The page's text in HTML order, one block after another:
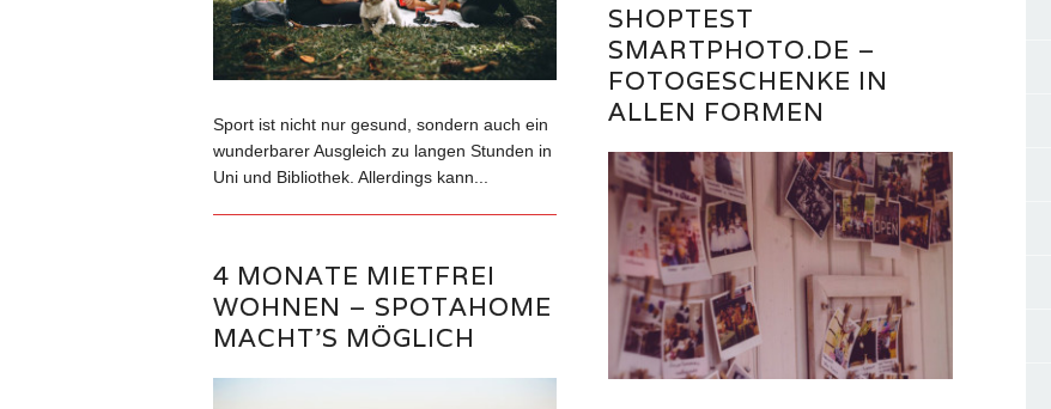
Sport ist nicht nur gesund, sondern auch ein
wunderbarer Ausgleich zu langen Stunden in
Uni und Bibliothek. Allerdings kann...
SHOPTEST
SMARTPHOTO.DE –
FOTOGESCHENKE IN
ALLEN FORMEN
4 MONATE MIETFREI
WOHNEN – SPOTAHOME
MACHT’S MÖGLICH